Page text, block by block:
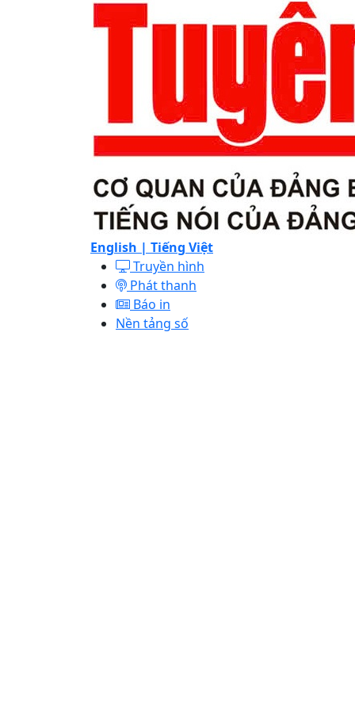
English | Tiếng Việt
Truyền hình
Phát thanh
Báo in
Nền tảng số